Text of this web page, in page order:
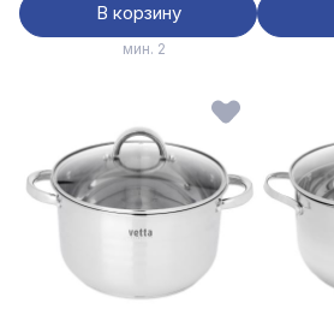
В корзину
мин. 2